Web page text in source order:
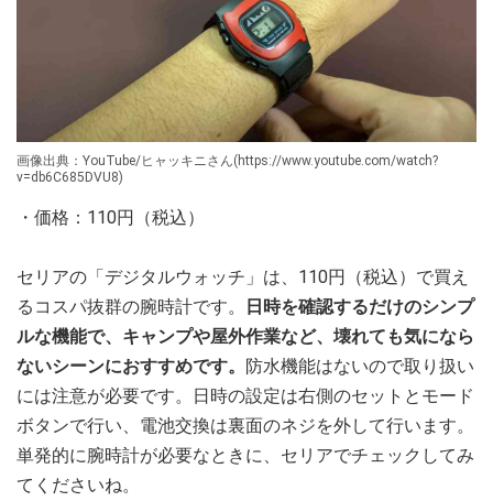
画像出典：YouTube/ヒャッキニさん(https://www.youtube.com/watch?
v=db6C685DVU8)
・価格：110円（税込）
セリアの「デジタルウォッチ」は、110円（税込）で買え
るコスパ抜群の腕時計です。
日時を確認するだけのシンプ
ルな機能で、キャンプや屋外作業など、壊れても気になら
ないシーンにおすすめです。 防水機能はないので取り扱い
には注意が必要です。日時の設定は右側のセットとモード
ボタンで行い、電池交換は裏面のネジを外して行います。
単発的に腕時計が必要なときに、セリアでチェックしてみ
てくださいね。